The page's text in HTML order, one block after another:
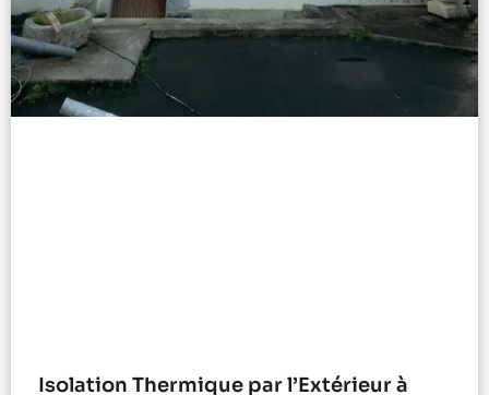
Isolation Thermique par l’Extérieur à